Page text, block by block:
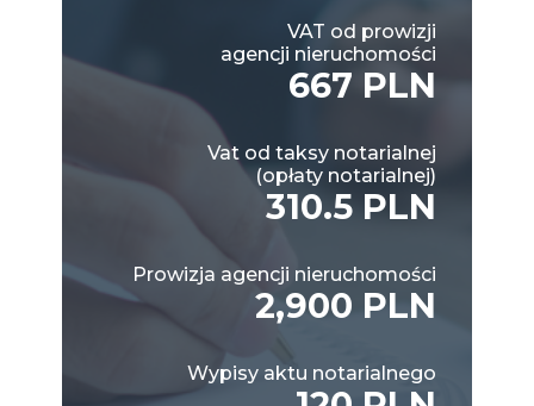
VAT od prowizji
agencji nieruchomości
667 PLN
Vat od taksy notarialnej
(opłaty notarialnej)
310.5 PLN
Prowizja agencji nieruchomości
2,900 PLN
Wypisy aktu notarialnego